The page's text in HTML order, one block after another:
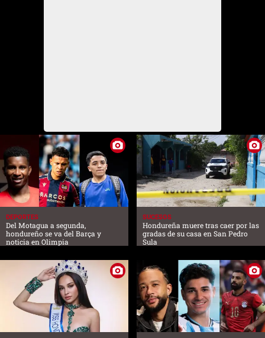
DEPORTES
Del Motagua a segunda,
hondureño se va del Barça y
noticia en Olimpia
SUCESOS
Hondureña muere tras caer por las
gradas de su casa en San Pedro
Sula